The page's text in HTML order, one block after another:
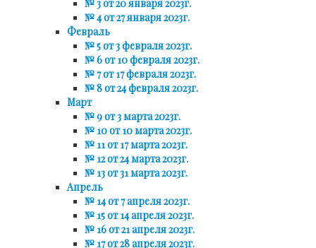
№ 3 от 20 января 2023г.
№ 4 от 27 января 2023г.
Февраль
№ 5 от 3 февраля 2023г.
№ 6 от 10 февраля 2023г.
№ 7 от 17 февраля 2023г.
№ 8 от 24 февраля 2023г.
Март
№ 9 от 3 марта 2023г.
№ 10 от 10 марта 2023г.
№ 11 от 17 марта 2023г.
№ 12 от 24 марта 2023г.
№ 13 от 31 марта 2023г.
Апрель
№ 14 от 7 апреля 2023г.
№ 15 от 14 апреля 2023г.
№ 16 от 21 апреля 2023г.
№ 17 от 28 апреля 2023г.